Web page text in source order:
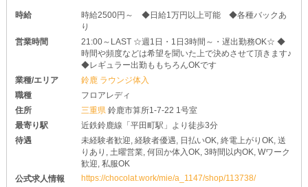
時給
時給2500円～ ◆日給1万円以上可能 ◆各種バックあ
り
営業時間
21:00～LAST ☆週1日・1日3時間～・遅出勤務OK☆ ◆
時間や頻度などは希望を聞いた上で決めさせて頂きます♪
◆レギュラー出勤ももちろんOKです
業種/エリア
鈴鹿 ラウンジ体入
職種
フロアレディ
住所
三重県鈴鹿市算所1-7-22 1号室
最寄り駅
近鉄鈴鹿線「平田町駅」より徒歩3分
待遇
未経験者歓迎, 経験者優遇, 日払いOK, 終電上がりOK, 送
りあり, 土曜営業, 何回か体入OK, 3時間以内OK, Wワーク
歓迎, 私服OK
公式求人情報
https://chocolat.work/mie/a_1147/shop/113738/